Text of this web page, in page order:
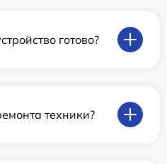
готово?
техники?